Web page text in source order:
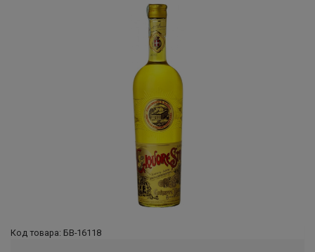
Код товара: БВ-16118